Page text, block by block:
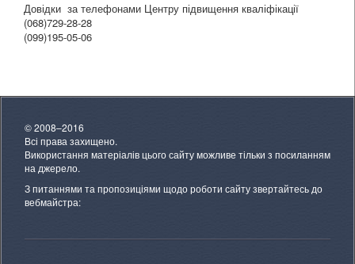
Довідки за телефонами Центру підвищення кваліфікації
(068)729-28-28
(099)195-05-06
© 2008–2016
Всі права захищено.
Використання матеріалів цього сайту можливе тільки з посиланням
на джерело.
З питаннями та пропозиціями щодо роботи сайту звертайтесь до
вебмайстра: